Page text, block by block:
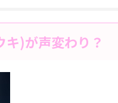
キ)が声変わり？